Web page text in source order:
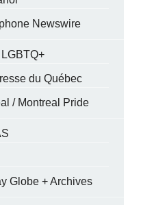
Newswire
du Québec
/ Montreal Pride
Globe + Archives